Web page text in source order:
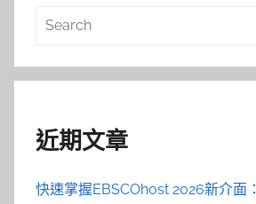
搜
近期文章
快速掌握EBSCOhost 2026新介面